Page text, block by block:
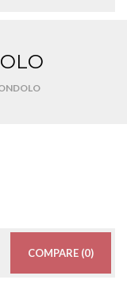
COMPARE (0)